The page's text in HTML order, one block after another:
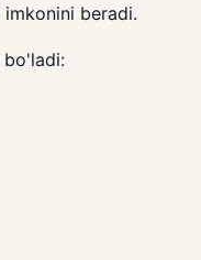
beradi.
bo'ladi: